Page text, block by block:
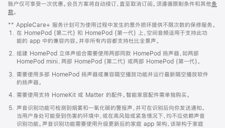
账户仅可享受一次优惠。会员方案将自动续订，直至取消订阅。须遵循限制条件和其他条
款。
窗
口
中
打
开)
** AppleCare+ 服务计划可为使用过程中发生的意外损坏提供不限次数的保修服务。
在 HomePod (第二代) 和 HomePod (第一代) 上，空间音频适用于支持此功
能的 app 中的兼容内容。并非所有内容都支持杜比全景声。
组建 HomePod 立体声组合需要使用两部同款 HomePod 扬声器，如两部
HomePod mini、两部 HomePod (第二代) 或两部 HomePod (第一代)。
需要使用多部 HomePod 扬声器或兼容隔空播放功能并运行最新隔空播放软件
的扬声器。
需要使用支持 HomeKit 或 Matter 的配件。智能家居配件需单独购买。
声音识别功能可检测到烟雾和一氧化碳的警报声，并可在识别后向你发送通知。
当用户身处可能受到伤害的环境中，或在高风险或紧急情况下，均不应依赖声音
识别功能。声音识别功能需要使用升级更新后的家庭 app 架构，该架构于家庭